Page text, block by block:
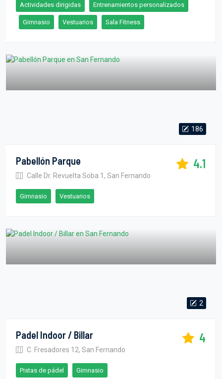
Actividades dirigidas Entrenamientos personalizados
Gimnasio Vestuarios Sala Fitness
186
Pabellón Parque
Calle Dr. Revuelta Soba 1, San Fernando
4.1
Gimnasio Vestuarios
2
Padel Indoor / Billar
C. Fresadores 12, San Fernando
4
Pistas de pádel Gimnasio